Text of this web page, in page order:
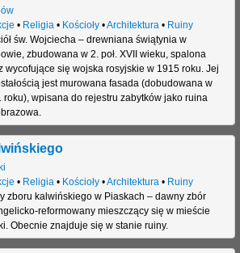
• Religia• Kościoły•Architektura• Ruiny
św. Wojciecha – drewniana świątynia w
zbudowana w 2. poł. XVII wieku, spalona
wycofujące się wojska rosyjskie w 1915 roku. Jej
jest murowana fasada (dobudowana w
roku), wpisana do rejestru zabytków jako ruina
• Religia• Kościoły•Architektura• Ruiny
zboru kalwińskiego w Piaskach – dawny zbór
reformowany mieszczący się w mieście
Obecnie znajduje się w stanie ruiny.